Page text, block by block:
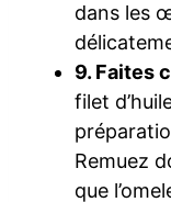
dans les
9. Faites
filet
Remuez
que